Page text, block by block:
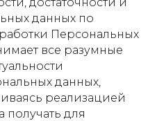
данных по
Персональных
все разумные
данных,
реализацией
получать для